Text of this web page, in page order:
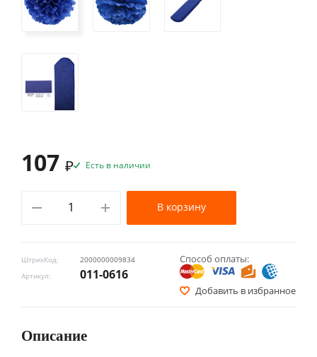
ШтрихКод:
2000000009834
Артикул:
011-0616
Способ оплаты:
Добавить в избранное
107 ₽ Есть в наличии
В корзину
Описание